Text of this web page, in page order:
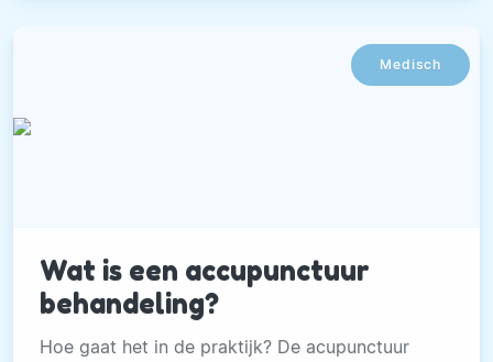
Medisch
Wat is een accupunctuur
behandeling?
Hoe gaat het in de praktijk? De acupunctuur